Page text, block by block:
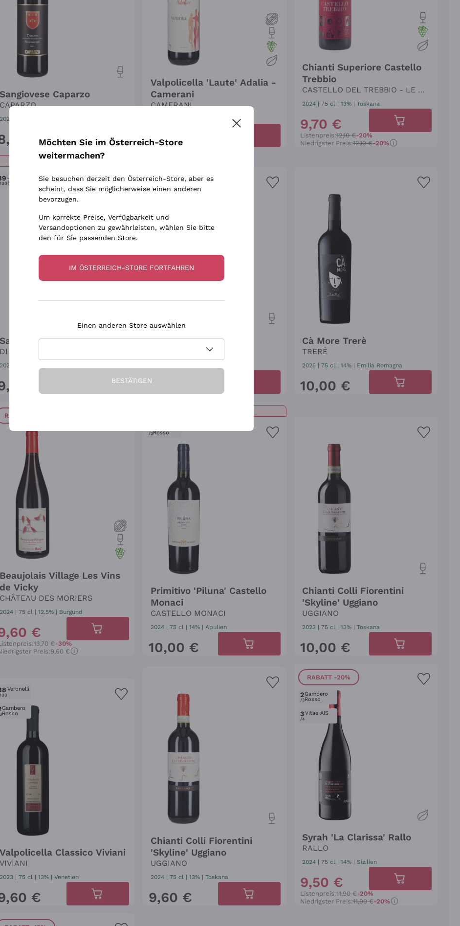
Sangiovese Caparzo
CAPARZO
2024
, €
Valpolicella 'Laute' Adalia -
Camerani
CAMERANI
Venetien
9,90 €
Chianti Superiore Castello
Trebbio
CASTELLO DEL TREBBIO - LE AN
FORE
2024| 75 cl | 13% Toskana
9,70 €
Listenpreis:12,10 €-20%
Niedrigster Preis:12,10 €-20%
Nur noch 3 übrig!
James
Suckling
Sangiovese Di Majo Norante
DI MAJO NORANTE
2021
,
Bardolino Zenato
9
Cà More Trerè
TRERÈ
2025 75 cl | 14% Emilia Romagna
10,00 €
RABATT
Beaujolais Village Les Vins
de Vicky
CHÂTEAU DES MORIERS
2024 75 cl | 12.5% Burgund
,60 €
13,70 €-30%
Preis:9,60 €
/3Rosso
Primitivo 'Piluna' Castello
Monaci
CASTELLO MONACI
2024 |75 cl | 14% |Apulien
10,00 €
Chianti Colli Fiorentini
'Skyline' Uggiano
UGGIANO
2023 75 cl | 13% Toskana
10,00 €
Veronelli
Gambero
Rosso
Valpolicella Classico Viviani
VIVIANI
2023 75 cl | 13% Venetien
,60 €
Chianti Colli Fiorentini
'Skyline' Uggiano
UGGIANO
2024 |75 cl | 13% |Toskana
9,60 €
RABATT -20%
2
/3
Gambero
Rosso
3
/4
Vitae AIS
Syrah 'La Clarissa' Rallo
RALLO
2024| 75 cl | 14% Sizilien
9,50 €
Listenpreis:11,90 €-20%
Niedrigster Preis:11,90 €-20%
Möchten Sie im Österreich-Store
weitermachen?
Sie besuchen derzeit den Österreich-Store, aber es
scheint, dass Sie möglicherweise einen anderen
bevorzugen.
Um korrekte Preise, Verfügbarkeit und
Versandoptionen zu gewährleisten, wählen Sie bitte
den für Sie passenden Store.
IM ÖSTERREICH-STORE FORTFAHREN
Einen anderen Store auswählen
BESTÄTIGEN